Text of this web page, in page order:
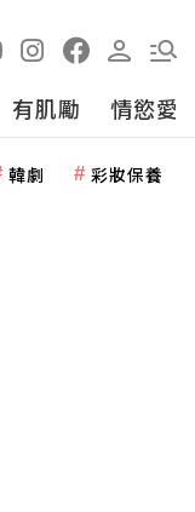
有肌勵 情慾愛
韓劇 彩妝保養